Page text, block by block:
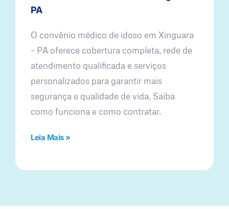
PA
O convênio médico de idoso em Xinguara
– PA oferece cobertura completa, rede de
atendimento qualificada e serviços
personalizados para garantir mais
segurança e qualidade de vida. Saiba
como funciona e como contratar.
Leia Mais »